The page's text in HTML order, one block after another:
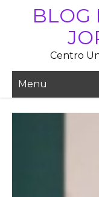
BLOG
Centro
Menu